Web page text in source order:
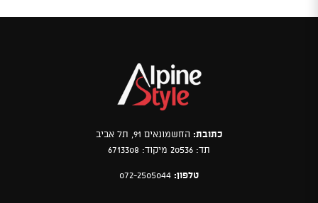
כתובת: החשמונאים 91, תל אביב
תד: 20536 מיקוד: 6713308
טלפון: 072-2505044